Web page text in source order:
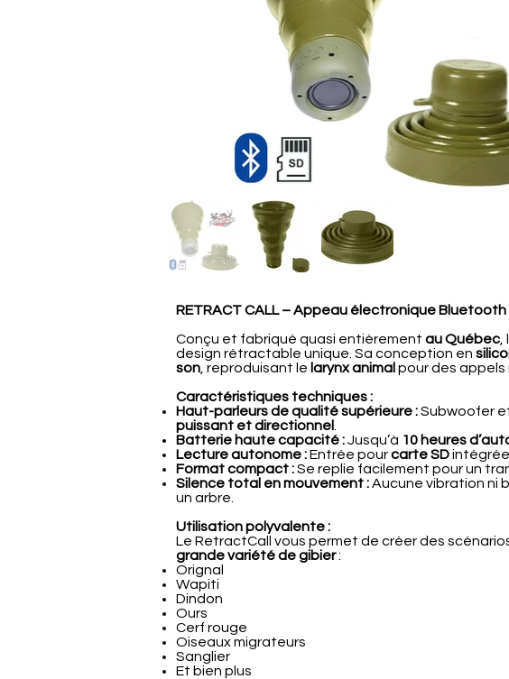
RETRACT CALL – Appeau électronique
Conçu et fabriqué quasi entièrement au Québec,
design rétractable unique. Sa conception en
son , reproduisant le larynx animal pour des
Caractéristiques techniques :
Haut-parleurs de qualité supérieure :Subwoofer
puissant et directionnel
Batterie haute capacité :Jusqu’à 10 heures
Lecture autonome :Entrée pourcarte SDintégrée.
Format compact :Se replie facilement pour un
Silence total en mouvement :Aucune vibration ni
un arbre.
Utilisation polyvalente :
Le RetractCall vous permet de créer des
grande variété de gibier:
Orignal
Wapiti
Dindon
Ours
Cerf rouge
Oiseaux migrateurs
Sanglier
Et bien plus